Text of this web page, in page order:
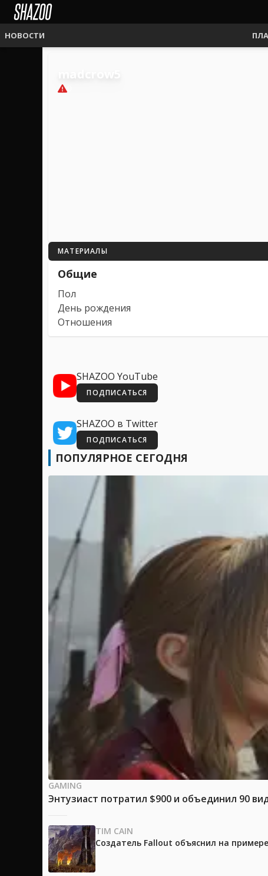
НОВОСТИ
МАТЕРИАЛЫ
Общие
Пол
День рождения
Отношения
SHAZOO YouTube
ПОДПИСАТЬСЯ
SHAZOO в Twitter
ПОДПИСАТЬСЯ
ПОПУЛЯРНОЕ СЕГОДНЯ
GAMING
Энтузиаст потратил $900 и объединил 90
TIM CAIN
Создатель Fallout объяснил на